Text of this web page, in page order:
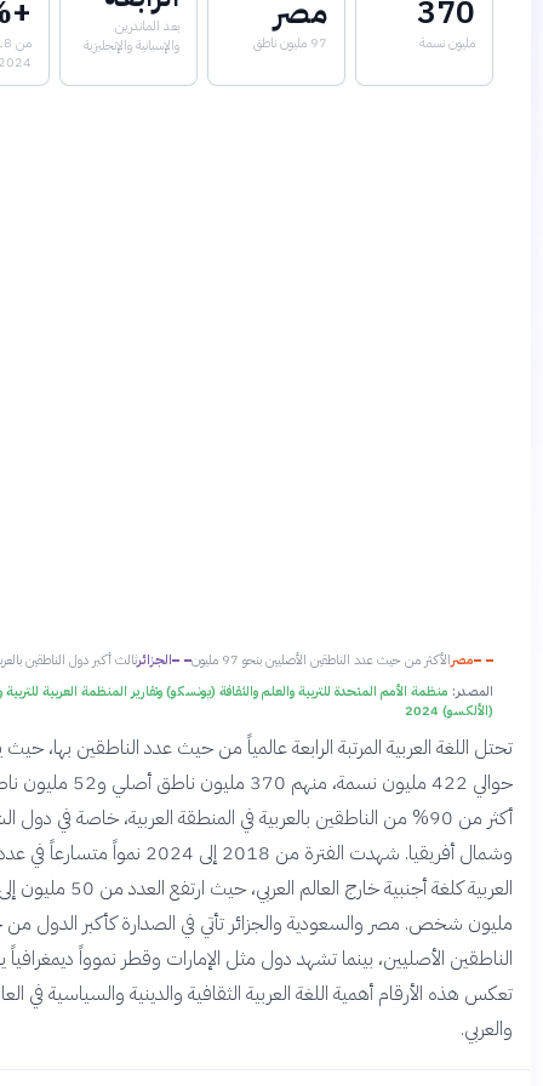
مصر
97 مليون ناطق
بعد الماندرين
والإسبانية والإنجليزية
+50%
من 2018 إلى
حيث عدد الناطقين الأصليين بنحو 97 مليون الجزائرثالث أكبر دول الناطقين بالعربية الأصليين
المتحدة للتربية والعلم والثقافة (يونسكو) وتقارير المنظمة العربية للتربية والثقافة والعلوم
المرتبة الرابعة عالمياً من حيث عدد الناطقين بها، حيث يبلغ عددهم
حوالي 422 مليون نسمة، منهم 370 مليون ناطق أصلي و52 مليون ناطق ثاني. يتركز
من 90% من الناطقين بالعربية في المنطقة العربية، خاصة في دول الشرق الأوسط
وشمال أفريقيا. شهدت الفترة من 2018 إلى 2024 نمواً متسارعاً في عدد متعلمي اللغة
العربية كلغة أجنبية خارج العالم العربي، حيث ارتفع العدد من 50 مليون إلى أكثر من 75
والسعودية والجزائر تأتي في الصدارة كأكبر الدول من حيث عدد
بينما تشهد دول مثل الإمارات وقطر نموواً ديمغرافياً يرفع أعدادها.
أهمية اللغة العربية الثقافية والدينية والسياسية في العالم الإسلامي